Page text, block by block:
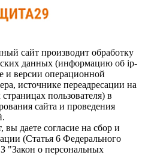
сайт производит обработку
данных (информацию об ip-
и версии операционной
источнике переадресации на
пользователя) в
сайта и проведения
вы даете согласие на сбор и
(Статья 6 Федерального
"Закон о персональных